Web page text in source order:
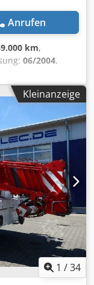
Anrufen
km,
06/2004,
(TÜV):11/2026,
Kran, Grove
29 Meter,
steht ein
deutsches Gerät,
& Ausstattung?
Hcqjpfx Abver *
48 Meter Ship-
rückenlos *
Terrain-
KOMPLETT
Kleinanzeige
1 /34